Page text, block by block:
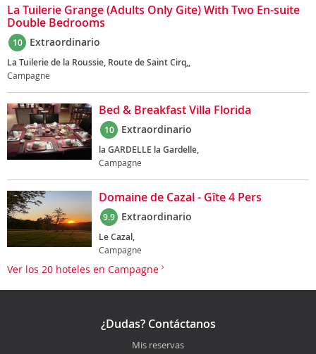
La Tuilerie Grange (Adults Only Gite) With Two En-suite
Double Bedrooms
10 Extraordinario
La Tuilerie de la Roussie, Route de Saint Cirq,,
Campagne
Bed & Breakfast Villa Florida
10 Extraordinario
la GARDELLE la Gardelle,
Campagne
Domaine de Cazal - Gîte 4 Pers
9.9 Extraordinario
Le Cazal,
Campagne
Ver los 20 hoteles en Campagne
¿Dudas? Contáctanos
Mis reservas